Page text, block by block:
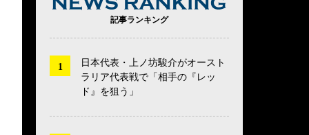
記事ランキング
日本代表・上ノ坊駿介がオースト
ラリア代表戦で「相手の『レッ
ド』を狙う」